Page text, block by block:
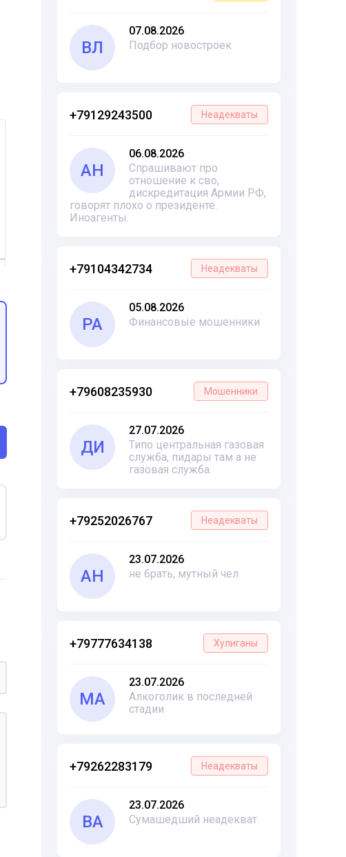
ВЛ
07.08.2026
Подбор новостроек
+79129243500 Неадекваты
АН
06.08.2026
Спрашивают про
отношение к сво,
дискредитация Армии РФ,
говорят плохо о президенте.
Иноагенты.
+79104342734 Неадекваты
РА
05.08.2026
Финансовые мошенники
+79608235930 Мошенники
ДИ
27.07.2026
Типо центральная газовая
служба, пидары там а не
газовая служба.
+79252026767 Неадекваты
АН
23.07.2026
не брать, мутный чел
+79777634138 Хулиганы
МА
23.07.2026
Алкоголик в последней
стадии
+79262283179 Неадекваты
ВА
23.07.2026
Сумашедший неадекват